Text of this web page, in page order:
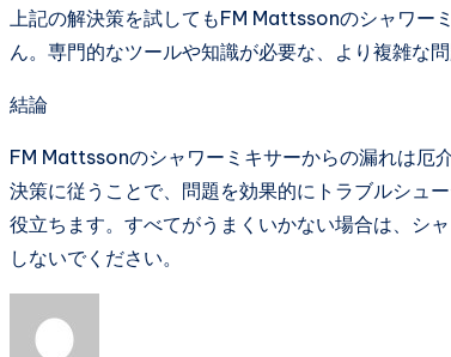
上記の解決策を試してもFM Mattssonのシャワー
ん。専門的なツールや知識が必要な、より複雑な問
結論
FM Mattssonのシャワーミキサーからの漏れは厄
決策に従うことで、問題を効果的にトラブルシュ
役立ちます。すべてがうまくいかない場合は、シ
しないでください。